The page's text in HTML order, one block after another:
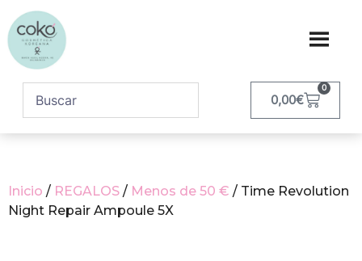
0,00€
0
Inicio / REGALOS / Menos de 50 € / Time Revolution
Night Repair Ampoule 5X